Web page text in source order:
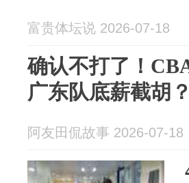
富贵体坛说 2026-07-18
确认不打了！
广东队底薪截胡？
阿友田侃故事 2026-07-18